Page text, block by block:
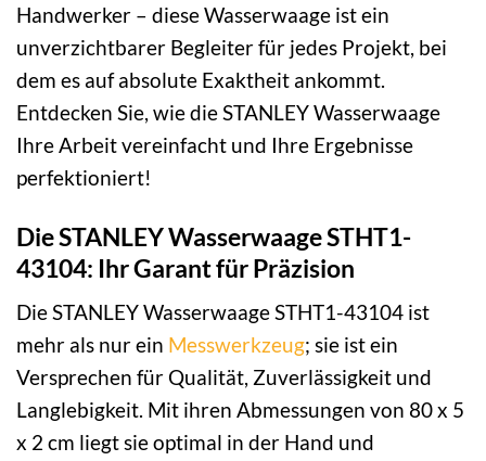
Handwerker – diese Wasserwaage ist ein
unverzichtbarer Begleiter für jedes Projekt, bei
dem es auf absolute Exaktheit ankommt.
Entdecken Sie, wie die STANLEY Wasserwaage
Ihre Arbeit vereinfacht und Ihre Ergebnisse
perfektioniert!
Die STANLEY Wasserwaage STHT1-
43104: Ihr Garant für Präzision
Die STANLEY Wasserwaage STHT1-43104 ist
mehr als nur ein Messwerkzeug; sie ist ein
Versprechen für Qualität, Zuverlässigkeit und
Langlebigkeit. Mit ihren Abmessungen von 80 x 5
x 2 cm liegt sie optimal in der Hand und